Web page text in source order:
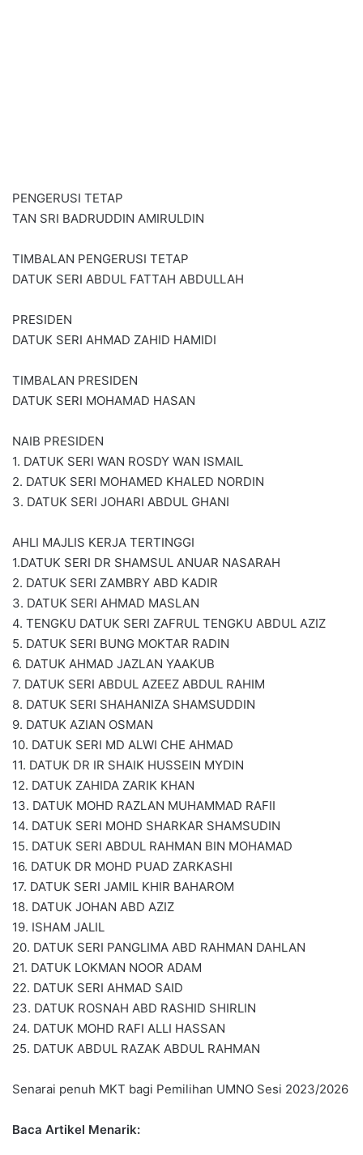
PENGERUSI TETAP
TAN SRI BADRUDDIN AMIRULDIN
TIMBALAN PENGERUSI TETAP
DATUK SERI ABDUL FATTAH ABDULLAH
PRESIDEN
DATUK SERI AHMAD ZAHID HAMIDI
TIMBALAN PRESIDEN
DATUK SERI MOHAMAD HASAN
NAIB PRESIDEN
1. DATUK SERI WAN ROSDY WAN ISMAIL
2. DATUK SERI MOHAMED KHALED NORDIN
3. DATUK SERI JOHARI ABDUL GHANI
AHLI MAJLIS KERJA TERTINGGI
1.DATUK SERI DR SHAMSUL ANUAR NASARAH
2. DATUK SERI ZAMBRY ABD KADIR
3. DATUK SERI AHMAD MASLAN
4. TENGKU DATUK SERI ZAFRUL TENGKU ABDUL AZIZ
5. DATUK SERI BUNG MOKTAR RADIN
6. DATUK AHMAD JAZLAN YAAKUB
7. DATUK SERI ABDUL AZEEZ ABDUL RAHIM
8. DATUK SERI SHAHANIZA SHAMSUDDIN
9. DATUK AZIAN OSMAN
10. DATUK SERI MD ALWI CHE AHMAD
11. DATUK DR IR SHAIK HUSSEIN MYDIN
12. DATUK ZAHIDA ZARIK KHAN
13. DATUK MOHD RAZLAN MUHAMMAD RAFII
14. DATUK SERI MOHD SHARKAR SHAMSUDIN
15. DATUK SERI ABDUL RAHMAN BIN MOHAMAD
16. DATUK DR MOHD PUAD ZARKASHI
17. DATUK SERI JAMIL KHIR BAHAROM
18. DATUK JOHAN ABD AZIZ
19. ISHAM JALIL
20. DATUK SERI PANGLIMA ABD RAHMAN DAHLAN
21. DATUK LOKMAN NOOR ADAM
22. DATUK SERI AHMAD SAID
23. DATUK ROSNAH ABD RASHID SHIRLIN
24. DATUK MOHD RAFI ALLI HASSAN
25. DATUK ABDUL RAZAK ABDUL RAHMAN
Senarai penuh MKT bagi Pemilihan UMNO Sesi 2023/2026
Baca Artikel Menarik: